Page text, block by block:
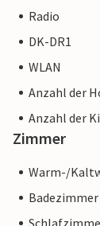
Radio
DK-DR1
WLAN
Anzahl der
Anzahl der
Zimmer
Warm-/
Badezimmer